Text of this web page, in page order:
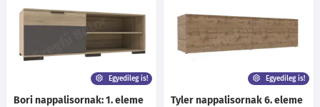
Egyedileg is!
Bori nappalisornak: 1. eleme
Egyedileg is!
Tyler nappalisornak 6. eleme